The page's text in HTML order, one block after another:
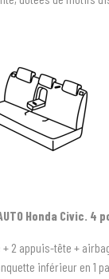
AUTO Honda Civic. 4
2 appuis-tête +
inférieur en 1